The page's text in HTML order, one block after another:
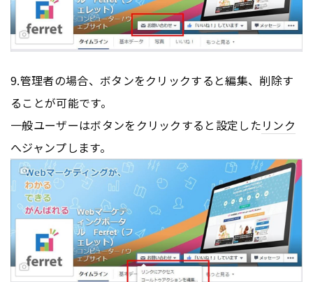
9.管理者の場合、ボタンをクリックすると編集、削除す
ることが可能です。
一般ユーザーはボタンをクリックすると設定したリンク
へジャンプします。